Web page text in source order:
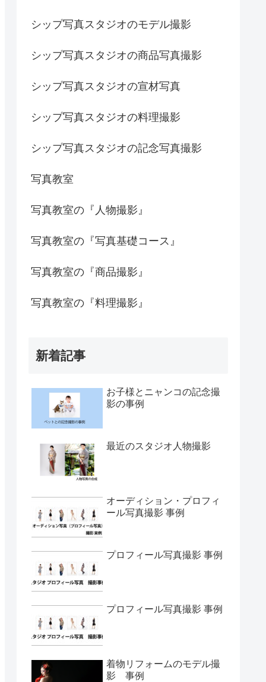
シップ写真スタジオのモデル撮影
シップ写真スタジオの商品写真撮影
シップ写真スタジオの宣材写真
シップ写真スタジオの料理撮影
シップ写真スタジオの記念写真撮影
写真教室
写真教室の『人物撮影』
写真教室の『写真基礎コース』
写真教室の『商品撮影』
写真教室の『料理撮影』
新着記事
お子様とニャンコの記念撮
影の事例
最近のスタジオ人物撮影
オーディション・プロフィ
ール写真撮影 事例
プロフィール写真撮影 事例
プロフィール写真撮影 事例
着物リフォームのモデル撮
影 事例